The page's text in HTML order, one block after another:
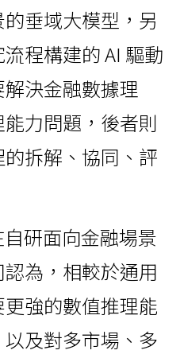
垂域大模型，另
程構建的 AI 驅動
決金融數據理
力問題，後者則
拆解、協同、評
研面向金融場景
為，相較於通用
強的數值推理能
及對多市場、多